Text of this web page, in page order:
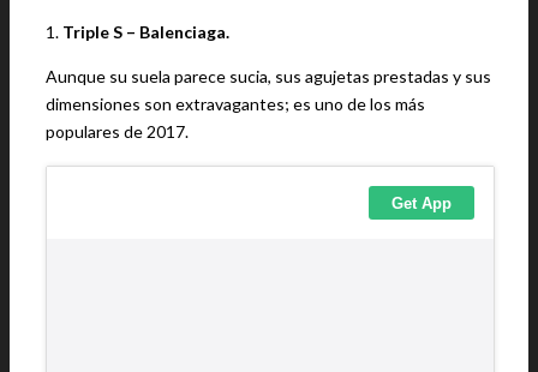
1. Triple S – Balenciaga.
Aunque su suela parece sucia, sus agujetas prestadas y sus
dimensiones son extravagantes; es uno de los más
populares de 2017.